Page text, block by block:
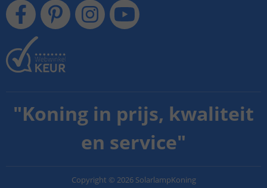
"Koning in prijs, kwaliteit
en service"
Copyright © 2026 SolarlampKoning